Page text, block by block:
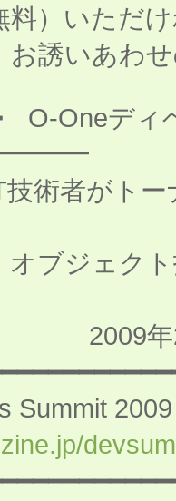
料）いただ
お誘いあわ
O-Oneディ
がトーナ
クト指向
2月12日
Summit